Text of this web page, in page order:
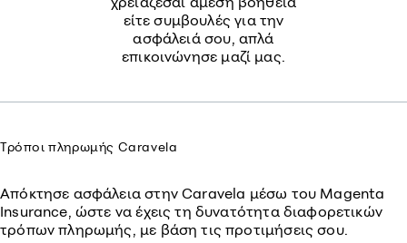
είτε συμβουλές για την
ασφάλειά σου, απλά
επικοινώνησε μαζί μας.
Τρόποι πληρωμής Caravela
Απόκτησε ασφάλεια στην Caravela μέσω του Magenta
Insurance, ώστε να έχεις τη δυνατότητα διαφορετικών
τρόπων πληρωμής, με βάση τις προτιμήσεις σου.